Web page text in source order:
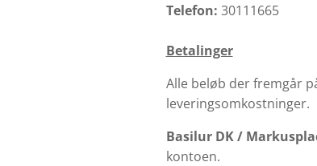
Telefon: 30111665
Betalinger
Alle beløb der fremgår
leveringsomkostninger.
Basilur DK /
kontoen.